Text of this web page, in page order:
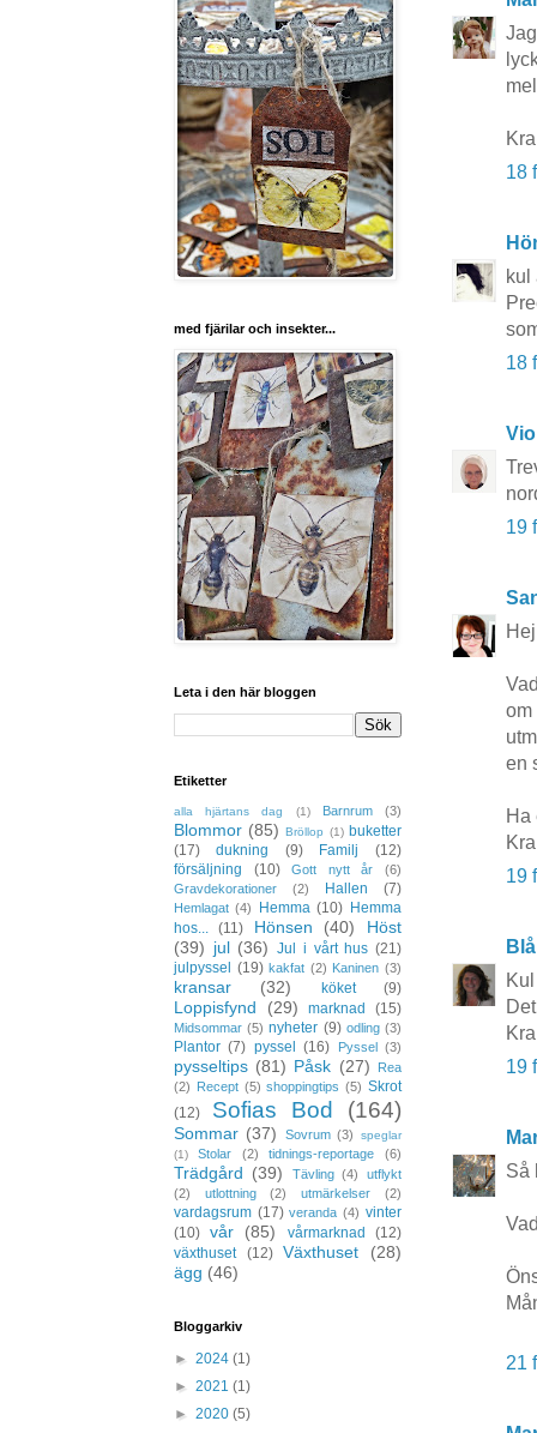
18
kul
18
19
om
en
Ha
19
19
Så
21
med fjärilar och insekter...
Leta i den här bloggen
Etiketter
alla hjärtans dag (1) Barnrum (3)
Blommor (85) Bröllop (1) buketter
(17)
dukning (9) Familj
(12)
försäljning
(10) Gott nytt år
(6)
Gravdekorationer
(2) Hallen (7)
Hemlagat (4) Hemma (10) Hemma
hos...
(11) Hönsen (40)
Höst
(39) jul (36) Jul i vårt hus (21)
julpyssel
(19) kakfat (2) Kaninen (3)
kransar (32) köket (9)
Loppisfynd (29) marknad (15)
Midsommar (5) nyheter (9) odling (3)
Plantor (7) pyssel (16) Pyssel (3)
pysseltips (81) Påsk (27)
Rea
(2) Recept (5) shoppingtips (5) Skrot
(12)
Sofias Bod (164)
Sommar (37) Sovrum (3)
speglar
(1)
Stolar (2) tidnings-reportage (6)
Trädgård (39) Tävling (4)
utflykt
(2)
utlottning (2) utmärkelser (2)
vardagsrum (17) veranda (4) vinter
(10) vår (85) vårmarknad
(12)
växthuset
(12) Växthuset
(28)
ägg (46)
Bloggarkiv
► 2024 (1)
► 2021 (1)
► 2020 (5)